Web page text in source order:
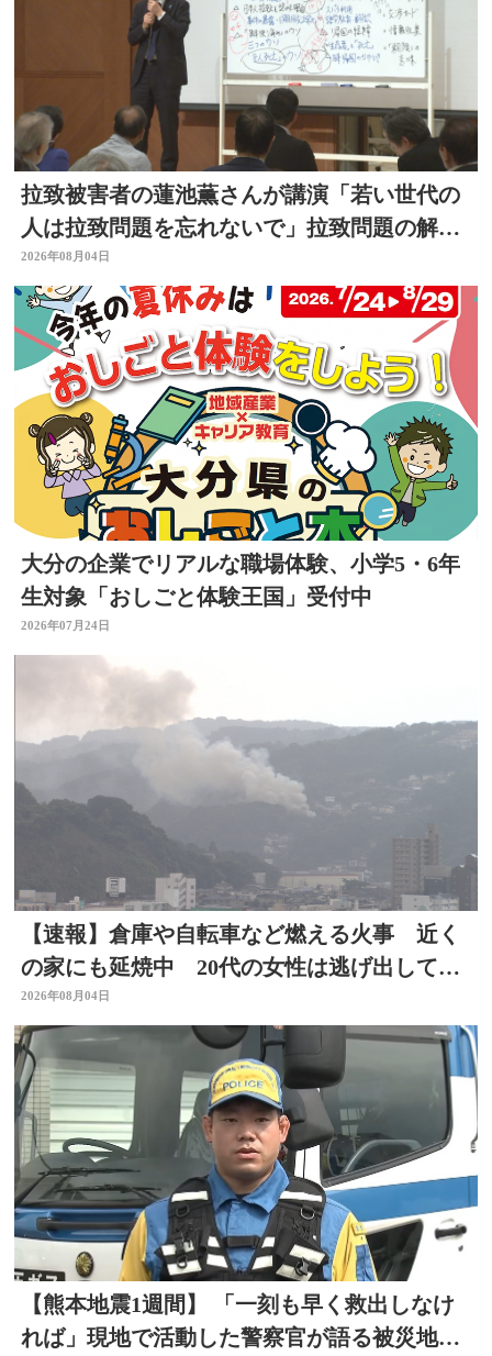
拉致被害者の蓮池薫さんが講演「若い世代の
人は拉致問題を忘れないで」拉致問題の解決
訴える
2026年08月04日
大分の企業でリアルな職場体験、小学5・6年
生対象「おしごと体験王国」受付中
2026年07月24日
【速報】倉庫や自転車など燃える火事 近く
の家にも延焼中 20代の女性は逃げ出して無
事 大分
2026年08月04日
【熊本地震1週間】 「一刻も早く救出しなけ
れば」現地で活動した警察官が語る被災地の